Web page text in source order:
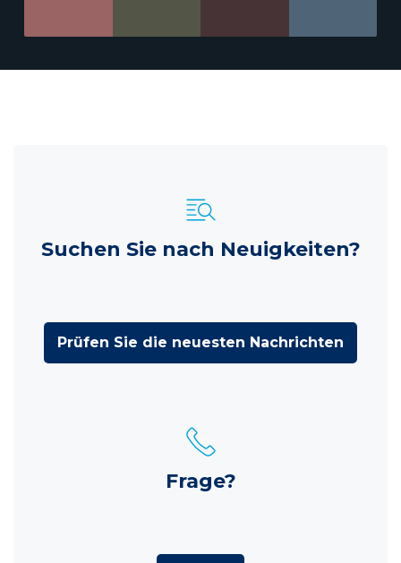
Suchen Sie nach Neuigkeiten?
Prüfen Sie die neuesten Nachrichten
Frage?